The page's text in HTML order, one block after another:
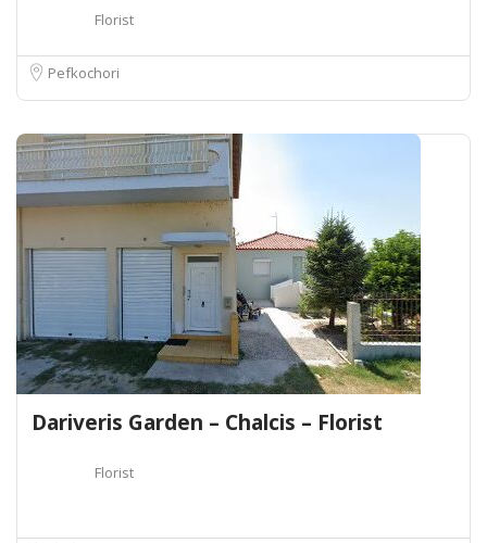
Florist
Pefkochori
Dariveris Garden – Chalcis – Florist
Florist